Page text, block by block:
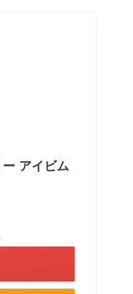
ー アイビム